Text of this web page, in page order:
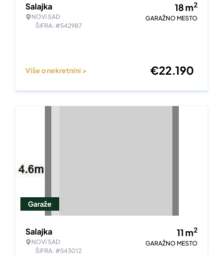
Salajka
NOVI SAD
ŠIFRA: #542987
18m2
GARAŽNO MESTO
Više o nekretnini > €22.190
Garaže
Salajka
NOVI SAD
ŠIFRA: #543012
11 m2
GARAŽNO MESTO